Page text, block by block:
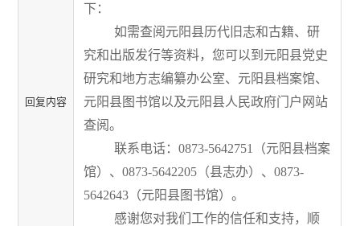
回复内容
下：
如需查阅元阳县历代旧志和古籍、研
究和出版发行等资料，您可以到 元阳县党史
研究和地方志编纂办公室、元阳县档案馆、
元阳县图书馆以及元阳县人民政府门户网站
查阅。
联系电话： 0873-5642751 （元阳县档案
馆）、0873-5642205 （县志办）、0873-
5642643 （元阳县 图书馆）。
感谢您对我们工作的信任和支持，顺